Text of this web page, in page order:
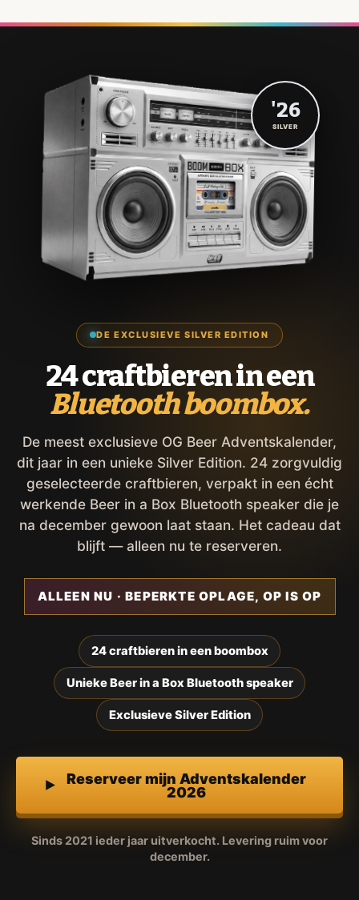
DE EXCLUSIEVE SILVER EDITION
24 craftbieren in een
Bluetooth boombox.
De meest exclusieve OG Beer Adventskalender,
dit jaar in een unieke Silver Edition. 24 zorgvuldig
geselecteerde craftbieren, verpakt in een écht
werkende Beer in a Box Bluetooth speaker die je
na december gewoon laat staan. Het cadeau dat
blijft — alleen nu te reserveren.
ALLEEN NU · BEPERKTE OPLAGE, OP IS OP
24 craftbieren in een boombox
Unieke Beer in a Box Bluetooth speaker
Exclusieve Silver Edition
Reserveer mijn Adventskalender
2026
Sinds 2021 ieder jaar uitverkocht. Levering ruim voor
december.
'26
SILVER